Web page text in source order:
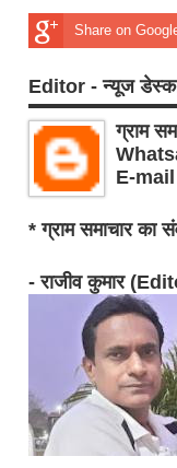
Share on
Editor - न्यूज
ग्राम
E-
* ग्राम समाचार का
- राजीव कुमार